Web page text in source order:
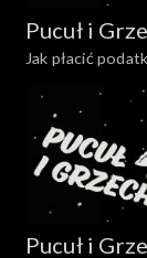
Pucuł i
Jak płacić
Pucuł i